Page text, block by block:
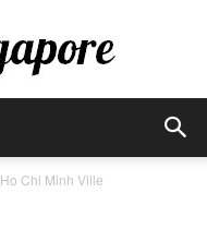
Ho Chi Minh Ville